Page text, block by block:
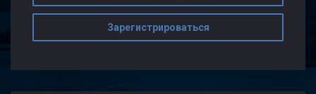
Зарегистрироваться